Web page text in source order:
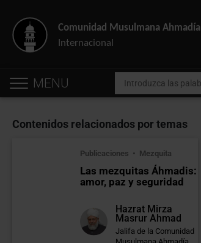
Comunidad Musulmana Ahmadía
Internacional
MENU
Contenidos relacionados por temas
Publicaciones Mezquita
Las mezquitas Áhmadis:
amor, paz y seguridad
Hazrat Mirza
Masrur Ahmad
Jalifa de la Comunidad